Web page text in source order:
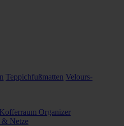
Teppichfußmatten Velours-
Kofferraum Organizer
& Netze